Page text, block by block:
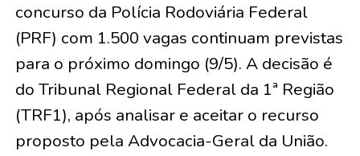
concurso da Polícia Rodoviária Federal
(PRF) com 1.500 vagas continuam previstas
para o próximo domingo (9/5). A decisão é
do Tribunal Regional Federal da 1ª Região
(TRF1), após analisar e aceitar o recurso
proposto pela Advocacia-Geral da União.